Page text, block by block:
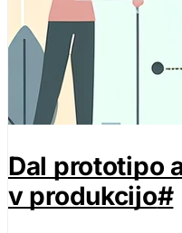
Dal prototipo
v produkcijo#